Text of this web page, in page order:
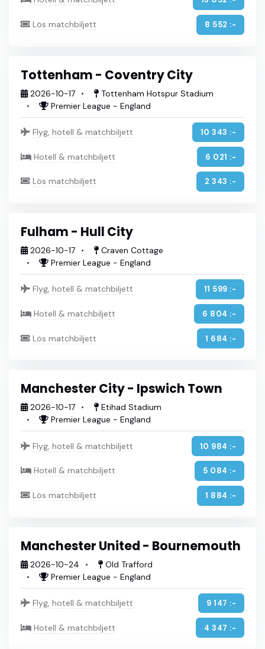
Lös matchbiljett 8 552 :-
Tottenham - Coventry City
2026-10-17
Tottenham Hotspur Stadium
Premier League - England
Flyg, hotell & matchbiljett 10 343 :-
Hotell & matchbiljett 6 021 :-
Lös matchbiljett 2 343 :-
Fulham - Hull City
2026-10-17
Craven Cottage
Premier League - England
Flyg, hotell & matchbiljett 11 599 :-
Hotell & matchbiljett 6 804 :-
Lös matchbiljett 1 684 :-
Manchester City - Ipswich Town
2026-10-17
Etihad Stadium
Premier League - England
Flyg, hotell & matchbiljett 10 984 :-
Hotell & matchbiljett 5 084 :-
Lös matchbiljett 1 884 :-
Manchester United - Bournemouth
2026-10-24
Old Trafford
Premier League - England
Flyg, hotell & matchbiljett 9 147 :-
Hotell & matchbiljett 4 347 :-